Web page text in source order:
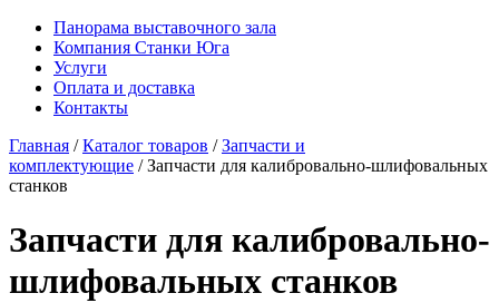
Панорама выставочного зала
Компания Станки Юга
Услуги
Оплата и доставка
Контакты
Главная /Каталог товаров /Запчасти и
комплектующие / Запчасти для калибровально-шлифовальных
станков
Запчасти для калибровально-
шлифовальных станков